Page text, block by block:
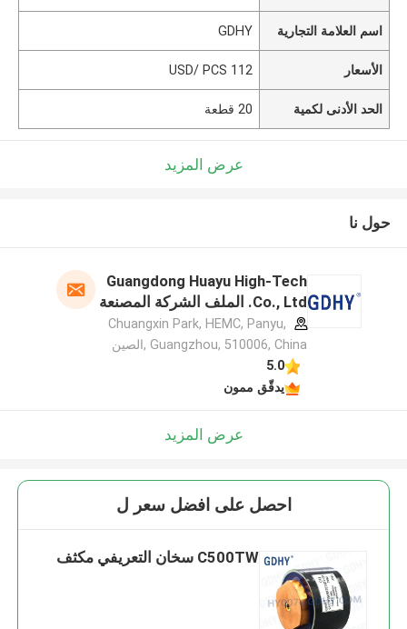
اسم العلامة التجارية GDHY
الأسعار 112 USD/ PCS
الحد الأدنى لكمية 20 قطعة
عرض المزيد
حول نا
Guangdong Huayu High-Tech
Co., Ltd. الملف الشركة المصنعة
Chuangxin Park, HEMC, Panyu,
Guangzhou, 510006, China ,الصين
5.0
يدقّق ممون
عرض المزيد
احصل على افضل سعر ل
C500TW سخان التعريفي مكثف